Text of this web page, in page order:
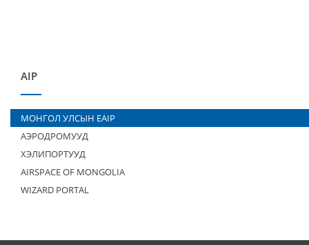
AIP
МОНГОЛ УЛСЫН EAIP
АЭРОДРОМУУД
ХЭЛИПОРТУУД
AIRSPACE OF MONGOLIA
WIZARD PORTAL